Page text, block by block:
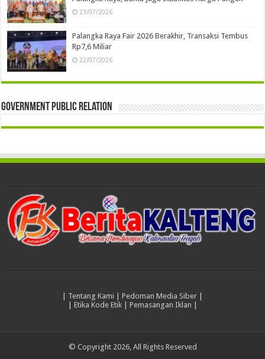
23/07/2026
Palangka Raya Fair 2026 Berakhir, Transaksi Tembus
Rp7,6 Miliar
22/07/2026
Government Public Relation
Tentang Kami Pedoman Media Siber
Etika Kode Etik| Pemasangan Iklan
© Copyright 2026, All Rights Reserved